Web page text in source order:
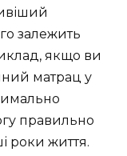
залежить
якщо ви
матрац у
правильно
роки життя.